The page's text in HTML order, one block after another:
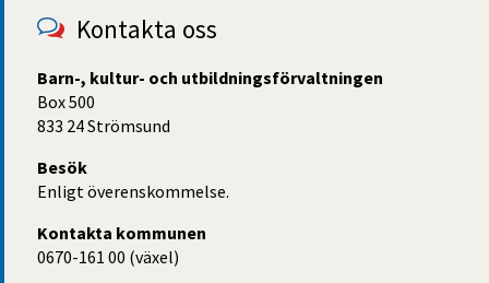
Kontakta oss
Barn-, kultur- och utbildningsförvaltningen
Box 500
833 24 Strömsund
Besök
Enligt överenskommelse.
Kontakta kommunen
0670-161 00 (växel)